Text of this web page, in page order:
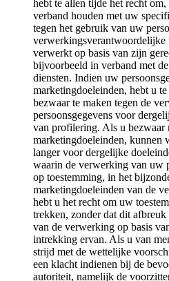
hebt te allen tijde het recht
verband houden met uw
tegen het gebruik van uw
verwerkingsverantwoordelijke
verwerkt op basis van zijn
bijvoorbeeld in verband met
diensten. Indien uw
marketingdoeleinden, hebt u
bezwaar te maken tegen de
persoonsgegevens voor
van profilering. Als u
marketingdoeleinden, kunnen
langer voor dergelijke
waarin de verwerking van uw
op toestemming, in het
marketingdoeleinden van de
hebt u het recht om uw
trekken, zonder dat dit
van de verwerking op basis
intrekking ervan. Als u van
strijd met de wettelijke
een klacht indienen bij de
autoriteit, namelijk de